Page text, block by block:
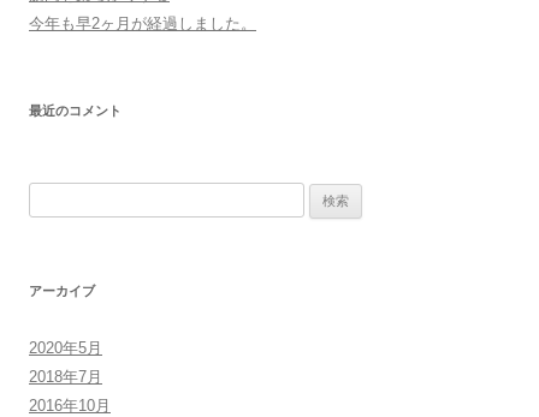
今年も早2ヶ月が経過しました。
最近のコメント
アーカイブ
2020年5月
2018年7月
2016年10月